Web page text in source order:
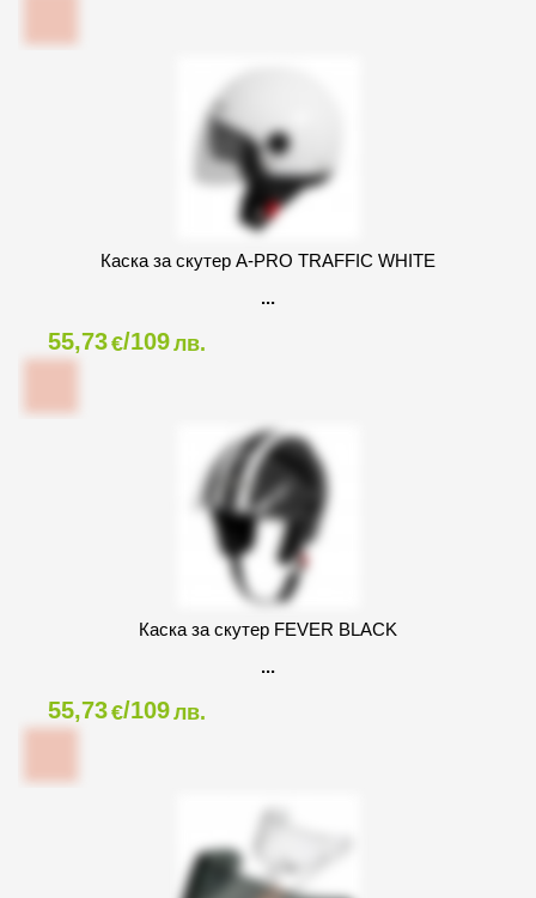
Каска за скутер A-PRO TRAFFIC WHITE
55,73€/109лв.
Каска за скутер FEVER BLACK
55,73€/109лв.